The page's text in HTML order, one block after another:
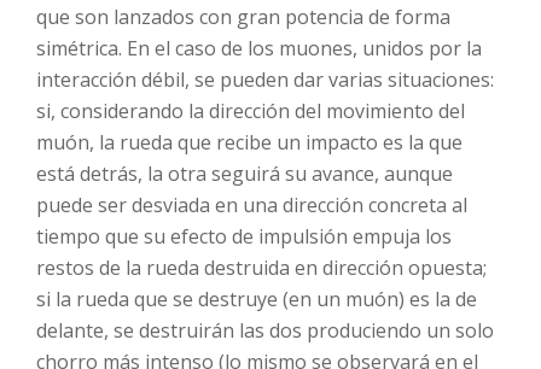
que son lanzados con gran potencia de forma
simétrica. En el caso de los muones, unidos por la
interacción débil, se pueden dar varias situaciones:
si, considerando la dirección del movimiento del
muón, la rueda que recibe un impacto es la que
está detrás, la otra seguirá su avance, aunque
puede ser desviada en una dirección concreta al
tiempo que su efecto de impulsión empuja los
restos de la rueda destruida en dirección opuesta;
si la rueda que se destruye (en un muón) es la de
delante, se destruirán las dos produciendo un solo
chorro más intenso (lo mismo se observará en el